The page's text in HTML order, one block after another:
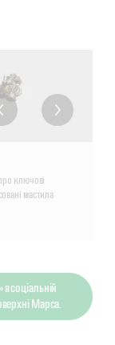
ключові
мастила
соціальній
Марса.